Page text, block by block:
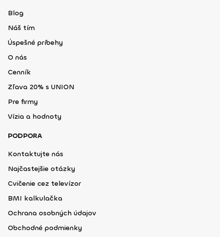
Blog
Náš tím
Úspešné príbehy
O nás
Cenník
Zľava 20% s UNION
Pre firmy
Vízia a hodnoty
PODPORA
Kontaktujte nás
Najčastejšie otázky
Cvičenie cez televízor
BMI kalkulačka
Ochrana osobných údajov
Obchodné podmienky